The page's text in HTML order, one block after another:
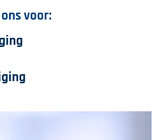
voor: